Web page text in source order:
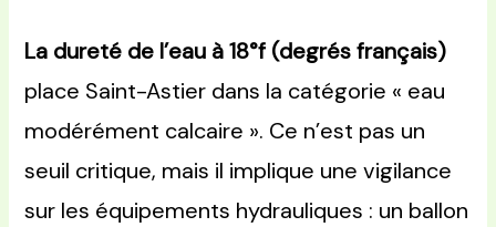
La dureté de l’eau à 18°f (degrés français)
place Saint-Astier dans la catégorie « eau
modérément calcaire ». Ce n’est pas un
seuil critique, mais il implique une vigilance
sur les équipements hydrauliques : un ballon